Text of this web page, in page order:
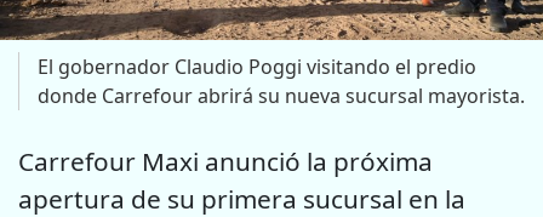
El gobernador Claudio Poggi visitando el predio
donde Carrefour abrirá su nueva sucursal mayorista.
Carrefour Maxi anunció la próxima
apertura de su primera sucursal en la